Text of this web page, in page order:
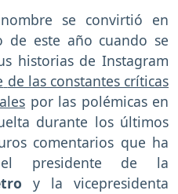
se convirtió en
de este año cuando se
historias de Instagram
de las constantes críticas
por las polémicas en
durante los últimos
comentarios que ha
presidente de la
y la vicepresidenta